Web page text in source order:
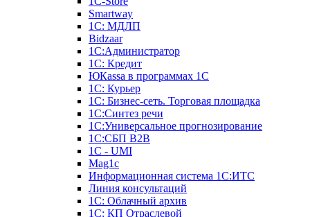
Smartway
1С: МДЛП
Bidzaar
1С:Администратор
1С: Кредит
ЮКаssа в программах 1С
1С: Курьер
1С: Бизнес-сеть. Торговая площадка
1С:Синтез речи
1С:Универсальное прогнозирование
1С:СБП B2B
1C - UMI
Mag1c
Информационная система 1С:ИТС
Линия консультаций
1С: Облачный архив
1С: КП Отраслевой